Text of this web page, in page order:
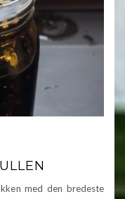
med den bredeste